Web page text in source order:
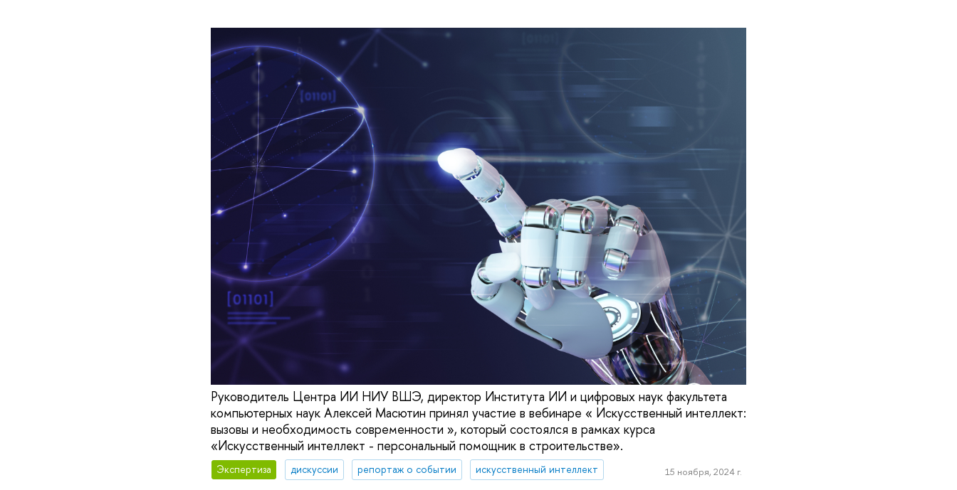
Руководитель Центра ИИ НИУ ВШЭ, директор Института ИИ и цифровых наук факультета
компьютерных наук Алексей Масютин принял участие в вебинаре « Искусственный интеллект:
вызовы и необходимость современности », который состоялся в рамках курса
«Искусственный интеллект - персональный помощник в строительстве».
Экспертиза дискуссии репортаж о событии искусственный интеллект 15 ноября, 2024 г.